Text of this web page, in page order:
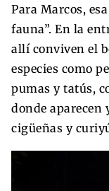
Para Marcos,
fauna”. En la
allí conviven el
especies como
pumas y tatús,
donde aparecen
cigüeñas y